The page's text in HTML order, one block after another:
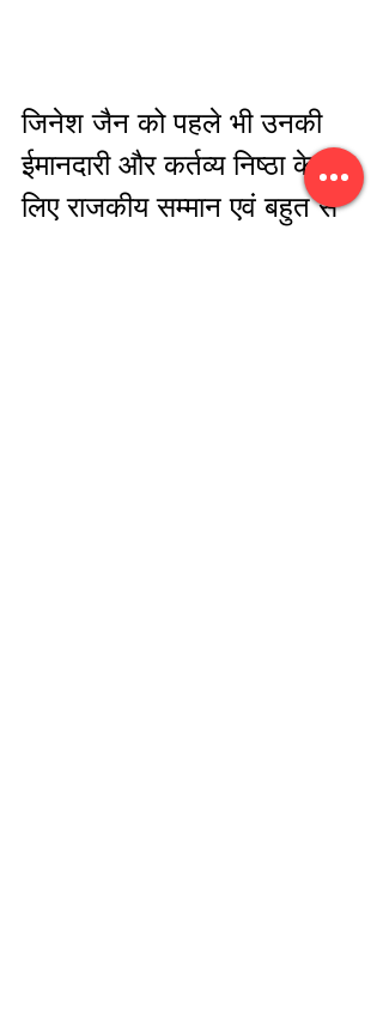
जिनेश जैन को पहले भी उनकी
ईमानदारी और कर्तव्य निष्ठा के
लिए राजकीय सम्मान एवं बहुत से